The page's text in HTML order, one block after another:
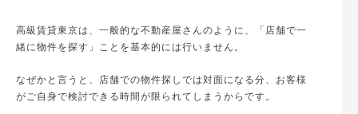
高級賃貸東京は、一般的な不動産屋さんのように、「店舗で一
緒に物件を探す」ことを基本的には行いません。
なぜかと言うと、店舗での物件探しでは対面になる分、お客様
がご自身で検討できる時間が限られてしまうからです。